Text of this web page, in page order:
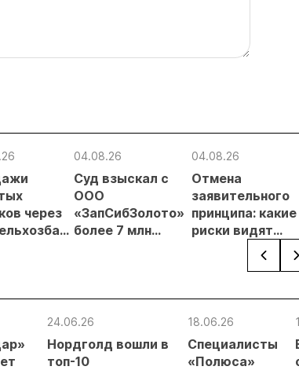
через
04.08.26
Суд взыскал с
ООО
«ЗапСибЗолото»
более 7 млн
требований при
добыче золота
04.08.26
Отмена
заявительного
принципа: какие
риски видят
24.06.26
Нордголд вошли в
топ-10
18.06.26
Специалисты
«Полюса»